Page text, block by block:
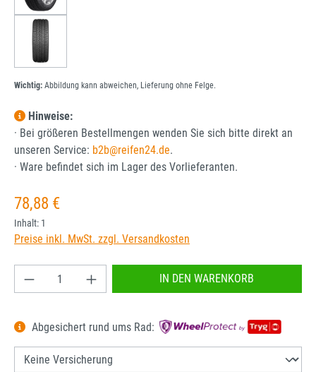
Wichtig: Abbildung kann abweichen, Lieferung ohne Felge.
Hinweise:
· Bei größeren Bestellmengen wenden Sie sich bitte direkt an
unseren Service: b2b@reifen24.de.
· Ware befindet sich im Lager des Vorlieferanten.
Regulärer Preis:
78,88 €
Inhalt: 1
Preise inkl. MwSt. zzgl. Versandkosten
Produkt Anzahl: Gib den gewünschten Wert
IN DEN WARENKORB
Abgesichert rund ums Rad: